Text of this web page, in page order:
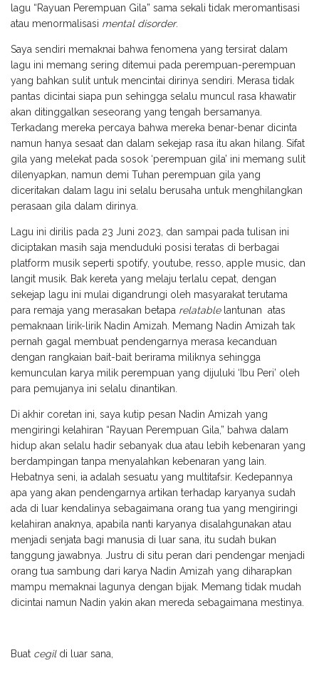
lagu “Rayuan Perempuan Gila” sama sekali tidak meromantisasi
atau menormalisasi mental disorder.
Saya sendiri memaknai bahwa fenomena yang tersirat dalam
lagu ini memang sering ditemui pada perempuan-perempuan
yang bahkan sulit untuk mencintai dirinya sendiri. Merasa tidak
pantas dicintai siapa pun sehingga selalu muncul rasa khawatir
akan ditinggalkan seseorang yang tengah bersamanya.
Terkadang mereka percaya bahwa mereka benar-benar dicinta
namun hanya sesaat dan dalam sekejap rasa itu akan hilang. Sifat
gila yang melekat pada sosok ‘perempuan gila’ ini memang sulit
dilenyapkan, namun demi Tuhan perempuan gila yang
diceritakan dalam lagu ini selalu berusaha untuk menghilangkan
perasaan gila dalam dirinya.
Lagu ini dirilis pada 23 Juni 2023, dan sampai pada tulisan ini
diciptakan masih saja menduduki posisi teratas di berbagai
platform musik seperti spotify, youtube, resso, apple music, dan
langit musik. Bak kereta yang melaju terlalu cepat, dengan
sekejap lagu ini mulai digandrungi oleh masyarakat terutama
para remaja yang merasakan betapa relatablelantunan atas
pemaknaan lirik-lirik Nadin Amizah. Memang Nadin Amizah tak
pernah gagal membuat pendengarnya merasa kecanduan
dengan rangkaian bait-bait berirama miliknya sehingga
kemunculan karya milik perempuan yang dijuluki ‘Ibu Peri’ oleh
para pemujanya ini selalu dinantikan.
Di akhir coretan ini, saya kutip pesan Nadin Amizah yang
mengiringi kelahiran “Rayuan Perempuan Gila,” bahwa dalam
hidup akan selalu hadir sebanyak dua atau lebih kebenaran yang
berdampingan tanpa menyalahkan kebenaran yang lain.
Hebatnya seni, ia adalah sesuatu yang multitafsir. Kedepannya
apa yang akan pendengarnya artikan terhadap karyanya sudah
ada di luar kendalinya sebagaimana orang tua yang mengiringi
kelahiran anaknya, apabila nanti karyanya disalahgunakan atau
menjadi senjata bagi manusia di luar sana, itu sudah bukan
tanggung jawabnya. Justru di situ peran dari pendengar menjadi
orang tua sambung dari karya Nadin Amizah yang diharapkan
mampu memaknai lagunya dengan bijak. Memang tidak mudah
dicintai namun Nadin yakin akan mereda sebagaimana mestinya.
Buat cegil di luar sana,